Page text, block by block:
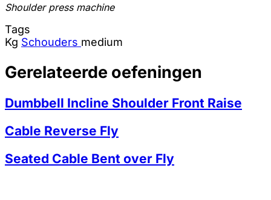
Shoulder press machine
Tags
Kg Schouders medium
Gerelateerde oefeningen
Dumbbell Incline Shoulder Front Raise
Cable Reverse Fly
Seated Cable Bent over Fly